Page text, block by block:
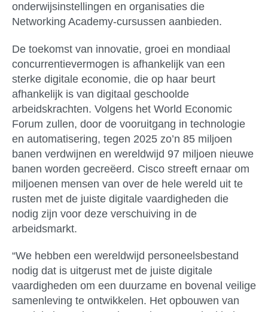
onderwijsinstellingen en organisaties die
Networking Academy-cursussen aanbieden.
De toekomst van innovatie, groei en mondiaal
concurrentievermogen is afhankelijk van een
sterke digitale economie, die op haar beurt
afhankelijk is van digitaal geschoolde
arbeidskrachten. Volgens het World Economic
Forum zullen, door de vooruitgang in technologie
en automatisering, tegen 2025 zo’n 85 miljoen
banen verdwijnen en wereldwijd 97 miljoen nieuwe
banen worden gecreëerd. Cisco streeft ernaar om
miljoenen mensen van over de hele wereld uit te
rusten met de juiste digitale vaardigheden die
nodig zijn voor deze verschuiving in de
arbeidsmarkt.
“We hebben een wereldwijd personeelsbestand
nodig dat is uitgerust met de juiste digitale
vaardigheden om een duurzame en bovenal veilige
samenleving te ontwikkelen. Het opbouwen van